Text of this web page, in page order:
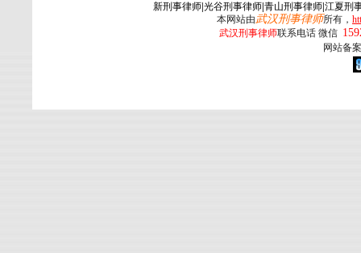
新刑事律师 光谷刑事律师 青山刑事律师 江夏刑
本网站由武汉刑事律师所有，
武汉刑事律师联系电话 微信
网站备